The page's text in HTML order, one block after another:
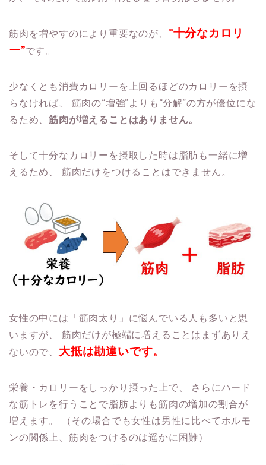
筋肉を増やすのにより重要なのが、 “十分なカロリ
ー”です。
少なくとも消費カロリーを上回るほどのカロリーを摂
らなければ、
筋肉の“増強”よりも“分解”の方が優位にな
るため、筋肉が増えることはありません。
そして十分なカロリーを摂取した時は脂肪も一緒に増
えるため、
筋肉だけをつけることはできません。
女性の中には「筋肉太り」に悩んでいる人も多いと思
いますが、
筋肉だけが極端に増えることはまずありえ
ないので、 大抵は勘違いです。
栄養・カロリーをしっかり摂った上で、
さらにハード
な筋トレを行うことで脂肪よりも筋肉の増加の割合が
増えます。
（その場合でも女性は男性に比べてホルモ
ンの関係上、筋肉をつけるのは遥かに困難）